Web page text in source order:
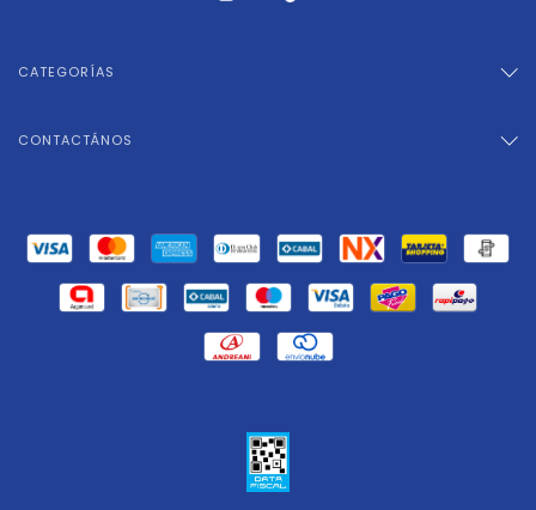
CATEGORÍAS
CONTACTÁNOS